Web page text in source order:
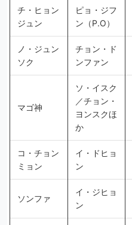
チ・ヒョン
ジュン
ピョ・ジフ
ン（P.O）
ノ・ジュン
ソク
チョン・ド
ンファン
マゴ神
ソ・イスク
／チョン・
ヨンスクほ
か
コ・チョン
ミョン
イ・ドヒョ
ン
ソンファ
イ・ジヒョ
ン